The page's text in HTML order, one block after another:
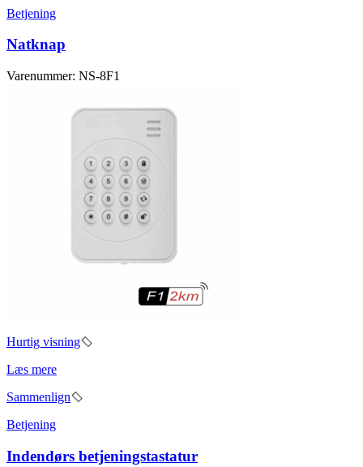
Betjening
Natknap
Varenummer: NS-8F1
Hurtig visning
Læs mere
Sammenlign
Betjening
Indendørs betjeningstastatur